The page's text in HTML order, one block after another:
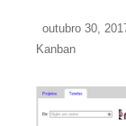
outubro 30,
Kanban